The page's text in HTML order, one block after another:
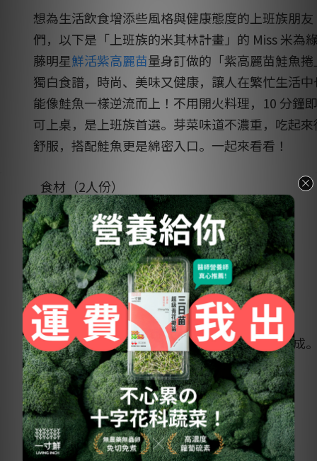
想為生活飲食增添些風格與健康態度的上班族朋友
們，以下是「上班族的米其林計畫」的 Miss 米為
藤明星鮮活紫高麗苗量身訂做的「紫高麗苗鮭魚捲
獨白食譜，時尚、美味又健康，讓人在繁忙生活中
能像鮭魚一樣逆流而上！不用開火料理，10 分鐘即
可上桌，是上班族首選。芽菜味道不濃重，吃起來
舒服，搭配鮭魚更是綿密入口。一起來看看！
食材（2人份）
煙燻鮭魚 4 片
紫高麗菜苗150 g
作法（只要 10 分鐘！）
將紫高麗菜苗以清水清洗後備用。
將鮭魚鋪平，放上紫高麗菜苗後捲起，即完成
為何選用紫高麗苗？
芽菜首選 綠藤生機 Greenvines的紫高麗菜苗！